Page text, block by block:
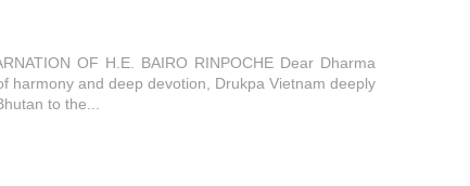
OF H.E. BAIRO RINPOCHE Dear Dharma
harmony and deep devotion, Drukpa Vietnam deeply
to the...